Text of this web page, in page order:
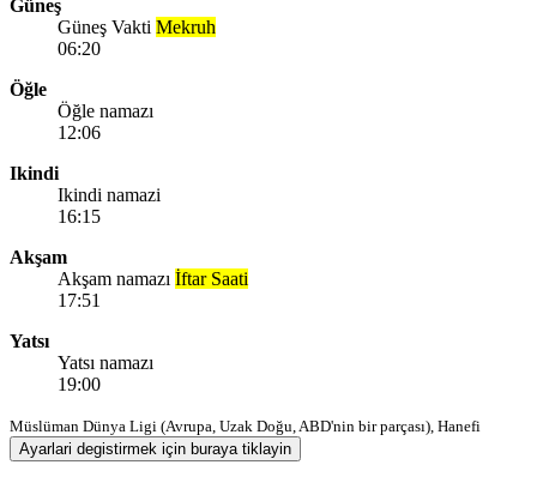
Güneş
Güneş Vakti Mekruh
06:20
Öğle
Öğle namazı
12:06
Ikindi
Ikindi namazi
16:15
Akşam
Akşam namazı İftar Saati
17:51
Yatsı
Yatsı namazı
19:00
Müslüman Dünya Ligi (Avrupa, Uzak Doğu, ABD'nin bir parçası), Hanefi
Ayarlari degistirmek için buraya tiklayin